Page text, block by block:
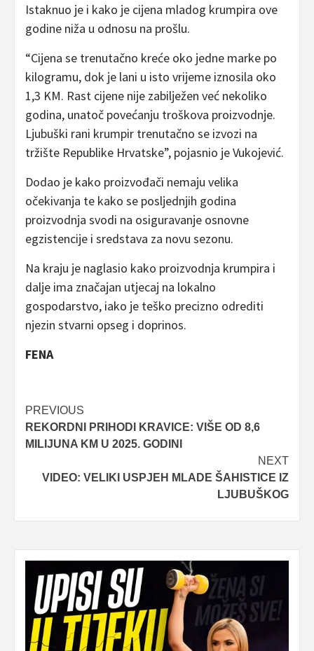
Istaknuo je i kako je cijena mladog krumpira ove
godine niža u odnosu na prošlu.
“Cijena se trenutačno kreće oko jedne marke po
kilogramu, dok je lani u isto vrijeme iznosila oko
1,3 KM. Rast cijene nije zabilježen već nekoliko
godina, unatoč povećanju troškova proizvodnje.
Ljubuški rani krumpir trenutačno se izvozi na
tržište Republike Hrvatske”, pojasnio je Vukojević.
Dodao je kako proizvođači nemaju velika
očekivanja te kako se posljednjih godina
proizvodnja svodi na osiguravanje osnovne
egzistencije i sredstava za novu sezonu.
Na kraju je naglasio kako proizvodnja krumpira i
dalje ima značajan utjecaj na lokalno
gospodarstvo, iako je teško precizno odrediti
njezin stvarni opseg i doprinos.
FENA
Post
navigation
PREVIOUS
REKORDNI PRIHODI KRAVICE: VIŠE OD 8,6
MILIJUNA KM U 2025. GODINI
NEXT
VIDEO: VELIKI USPJEH MLADE ŠAHISTICE IZ
LJUBUŠKOG